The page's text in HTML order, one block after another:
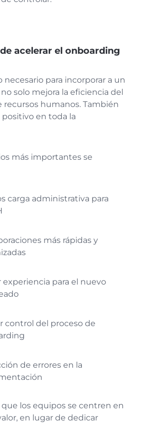
acelerar el onboarding
para incorporar a un
solo mejora la eficiencia del
humanos. También
en toda la
más importantes se
carga administrativa para
más rápidas y
experiencia para el nuevo
control del proceso de
de errores en la
los equipos se centren en
en lugar de dedicar